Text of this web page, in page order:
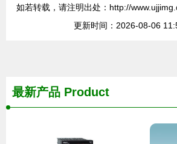
如若转载，请注明出处：http://
更新时间：2026-08-06
最新产品 Product